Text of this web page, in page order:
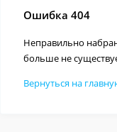
Ошибка 404
Неправильно
больше не
Вернуться на